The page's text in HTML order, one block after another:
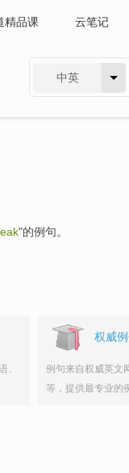
精品课 云笔记
中英
"的例句。
、
权威
例句来自权威英文
等，提供最专业的